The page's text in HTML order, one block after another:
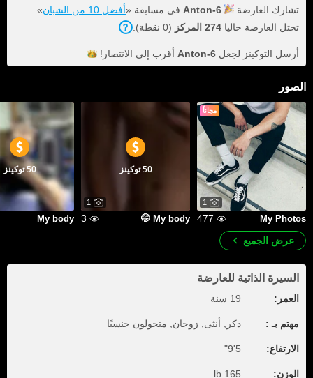
تشارك العارضة Anton-6 في مسابقة «أفضل 10 من الشبان
».
تحتل العارضة حاليا 274 المركز (0 نقطة).
أرسل التوكينز لجعل Anton-6 أقرب إلى الانتصار!
الصور
مجاناً
1
My Photos
477
50 توكينز
1
My body 🤭
3
50 توكينز
My body
عرض الجميع
السيرة الذاتية للعارضة
العمر: 19 سنة
مهتم بـ : ذكر, أنثى, زوجان, متحولون جنسيًا
الارتفاع: 5'9"
الوزن: 165 lb